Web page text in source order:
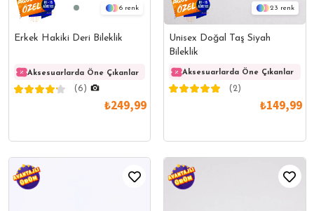
6
Erkek Hakiki Deri Bileklik
Aksesuarlarda Öne Çıkanlar Aksesuarlarda Öne Çıkanlar
(6)
₺249,99
23
Unisex Doğal Taş Siyah
Bileklik
Aksesuarlarda Öne Çıkanlar
(2)
₺149,99